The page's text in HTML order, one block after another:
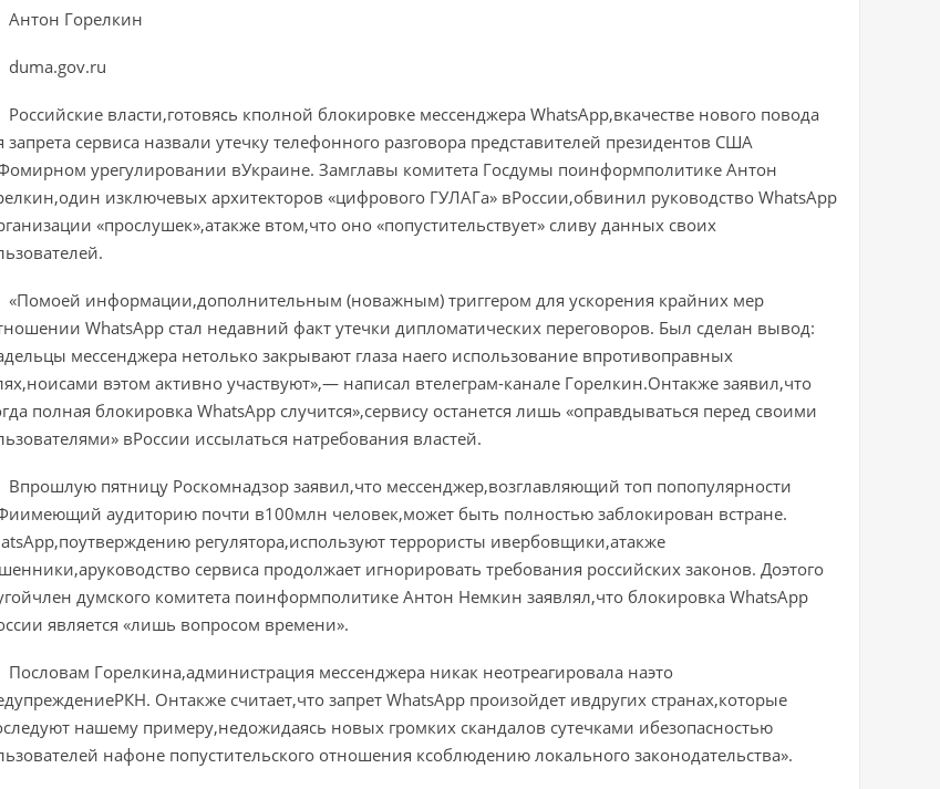
Антон Горелкин
duma.gov.ru
Российские власти,готовясь кполной блокировке мессенджера WhatsApp,вкачестве нового повода
запрета сервиса назвали утечку телефонного разговора представителей президентов США
урегулировании вУкраине. Замглавы комитета Госдумы поинформполитике Антон
изключевых архитекторов «цифрового ГУЛАГа» вРоссии,обвинил руководство WhatsApp
«прослушек»,атакже втом,что оно «попустительствует» сливу данных своих
«Помоей информации,дополнительным (новажным) триггером для ускорения крайних мер
WhatsApp стал недавний факт утечки дипломатических переговоров. Был сделан вывод:
мессенджера нетолько закрывают глаза наего использование впротивоправных
вэтом активно участвуют»,— написал втелеграм-канале Горелкин.Онтакже заявил,что
полная блокировка WhatsApp случится»,сервису останется лишь «оправдываться перед своими
вРоссии иссылаться натребования властей.
Впрошлую пятницу Роскомнадзор заявил,что мессенджер,возглавляющий топ попопулярности
аудиторию почти в100млн человек,может быть полностью заблокирован встране.
регулятора,используют террористы ивербовщики,атакже
сервиса продолжает игнорировать требования российских законов. Доэтого
думского комитета поинформполитике Антон Немкин заявлял,что блокировка WhatsApp
является «лишь вопросом времени».
Пословам Горелкина,администрация мессенджера никак неотреагировала наэто
Онтакже считает,что запрет WhatsApp произойдет ивдругих странах,которые
нашему примеру,недожидаясь новых громких скандалов сутечками ибезопасностью
нафоне попустительского отношения ксоблюдению локального законодательства».